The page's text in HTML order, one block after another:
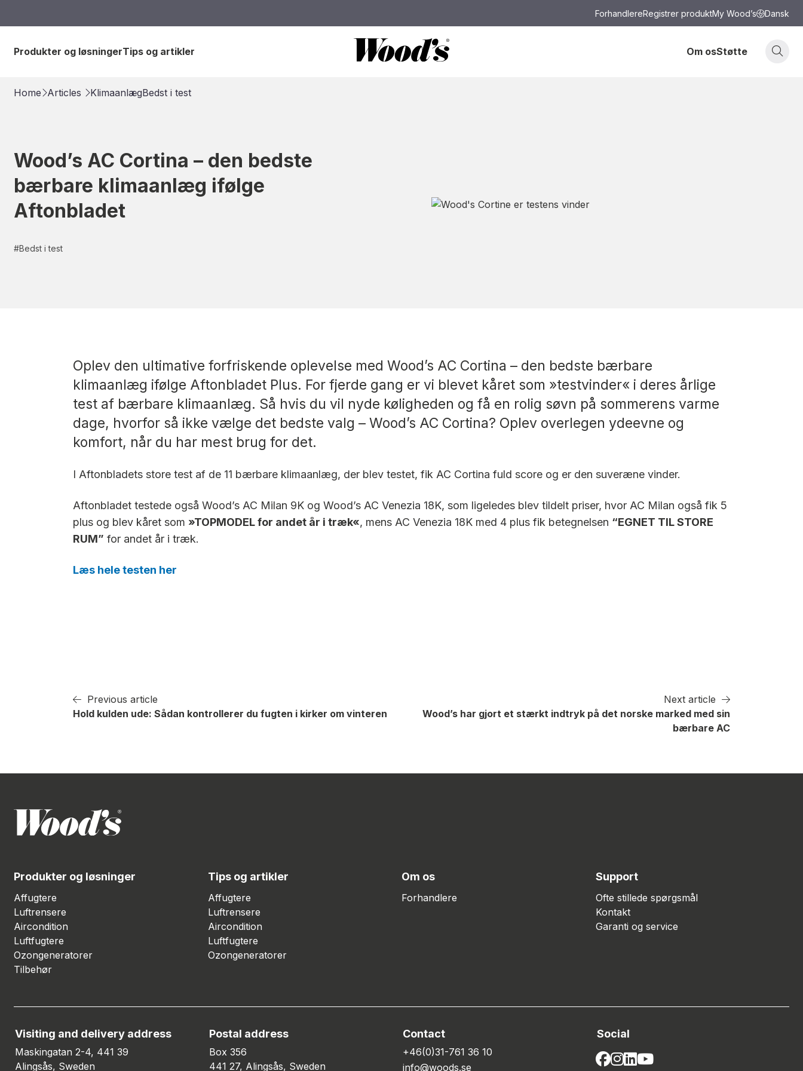
ForhandlereRegistrer produktMy Wood’s Dansk
Produkter og løsningerTips og artikler Om osStøtte
Home Articles KlimaanlægBedst i test
Wood’s AC Cortina – den bedste
bærbare klimaanlæg ifølge
Aftonbladet
#Bedst i test
Oplev den ultimative forfriskende oplevelse med Wood’s AC Cortina – den bedste bærbare
klimaanlæg ifølge Aftonbladet Plus. For fjerde gang er vi blevet kåret som »testvinder« i deres årlige
test af bærbare klimaanlæg. Så hvis du vil nyde køligheden og få en rolig søvn på sommerens varme
dage, hvorfor så ikke vælge det bedste valg – Wood’s AC Cortina? Oplev overlegen ydeevne og
komfort, når du har mest brug for det.
I Aftonbladets store test af de 11 bærbare klimaanlæg, der blev testet, fik AC Cortina fuld score og er den suveræne vinder.
Aftonbladet testede også Wood’s AC Milan 9K og Wood’s AC Venezia 18K, som ligeledes blev tildelt priser, hvor AC Milan også fik 5
plus og blev kåret som »TOPMODEL for andet år i træk«, mens AC Venezia 18K med 4 plus fik betegnelsen “EGNET TIL STORE
RUM” for andet år i træk.
Læs hele testen her
Previous article
Hold kulden ude: Sådan kontrollerer du fugten i kirker om vinteren
Next article
Wood’s har gjort et stærkt indtryk på det norske marked med sin
bærbare AC
Produkter og løsninger
Affugtere
Luftrensere
Aircondition
Luftfugtere
Ozongeneratorer
Tilbehør
Tips og artikler
Affugtere
Luftrensere
Aircondition
Luftfugtere
Ozongeneratorer
Om os
Forhandlere
Support
Ofte stillede spørgsmål
Kontakt
Garanti og service
Visiting and delivery address
Maskingatan 2-4, 441 39
Alingsås, Sweden
Postal address
Box 356
441 27, Alingsås, Sweden
Contact
+46(0)31-761 36 10
info@woods.se
Social